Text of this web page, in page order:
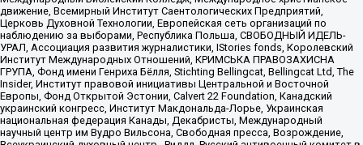
движение, Всемирный Институт Саентологических Предприятий,
Церковь Духовной Технологии, Европейская сеть организаций по
наблюдению за выборами, Республика Польша, СВОБОДНЫЙ ИДЕЛЬ-
УРАЛ, Ассоциация развития журналистики, IStories fonds, Королевский
Институт Международных Отношений, КРИМСЬКА ПРАВОЗАХИСНА
ГРУПА, Фонд имени Генриха Бёлля, Stichting Bellingcat, Bellingcat Ltd, The
Insider, Институт правовой инициативы Центральной и Восточной
Европы, Фонд Открытой Эстонии, Calvert 22 Foundation, Канадский
украинский конгресс, Институт Макдональда-Лорье, Украинская
национальная федерация Канады, Декабристы, Международный
научный центр им Вудро Вильсона, Свободная пресса, Возрождение,